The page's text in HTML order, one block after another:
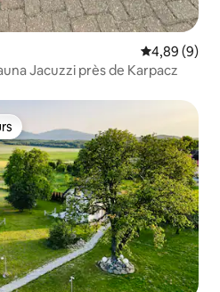
Évaluation
4,89 (9)
Słoneczna Idylla Sauna Jacuzzi près de Karpacz
les plus appréciés